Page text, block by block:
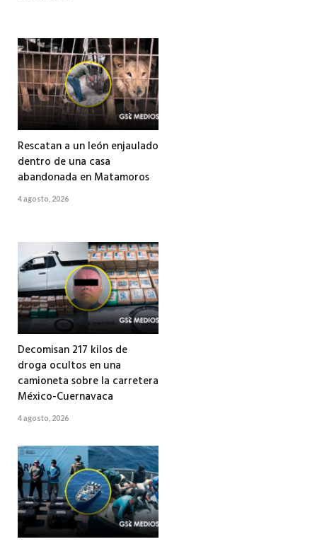
Rescatan a un león enjaulado
dentro de una casa
abandonada en Matamoros
4 agosto, 2026
Decomisan 217 kilos de
droga ocultos en una
camioneta sobre la carretera
México-Cuernavaca
4 agosto, 2026